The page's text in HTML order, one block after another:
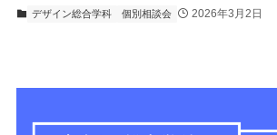
デザイン総合学科 個別相談会 2026年3月2日